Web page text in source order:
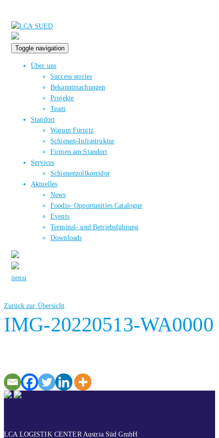
Toggle navigation
Über uns
Success stories
Bekanntmachungen
Projekte
Team
Standort
Warum Fürnitz
Schienen-Infrastruktur
Firmen am Standort
Services
Schienenzollkorridor
Aktuelles
News
Foodis- Opportunities Catalogue
Events
Terminal- und Betriebsführung
Downloads
itensi
Zurück zur Übersicht
IMG-20220513-WA0000
LCA LOGISTIK CENTER Austria Süd GmbH